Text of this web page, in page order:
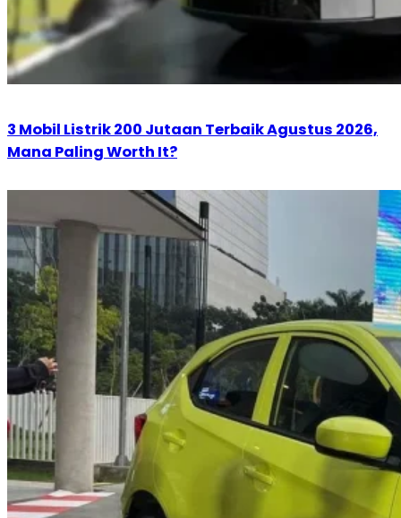
3 Mobil Listrik 200 Jutaan Terbaik Agustus 2026,
Mana Paling Worth It?